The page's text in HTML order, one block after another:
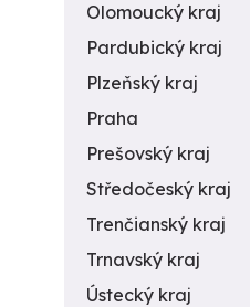
Olomoucký kraj
Pardubický kraj
Plzeňský kraj
Praha
Prešovský kraj
Středočeský kraj
Trenčianský kraj
Trnavský kraj
Ústecký kraj